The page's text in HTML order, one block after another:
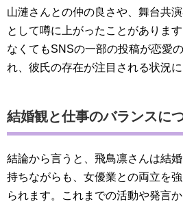
山漣さんとの仲の良さや、舞台共
として噂に上がったことがありま
なくてもSNSの一部の投稿が恋愛
れ、彼氏の存在が注目される状況に
結婚観と仕事のバランスに
結論から言うと、飛鳥凛さんは結
持ちながらも、女優業との両立を
られます。これまでの活動や発言